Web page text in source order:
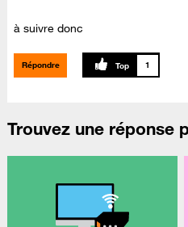
à suivre donc
Répondre 1
Trouvez une réponse